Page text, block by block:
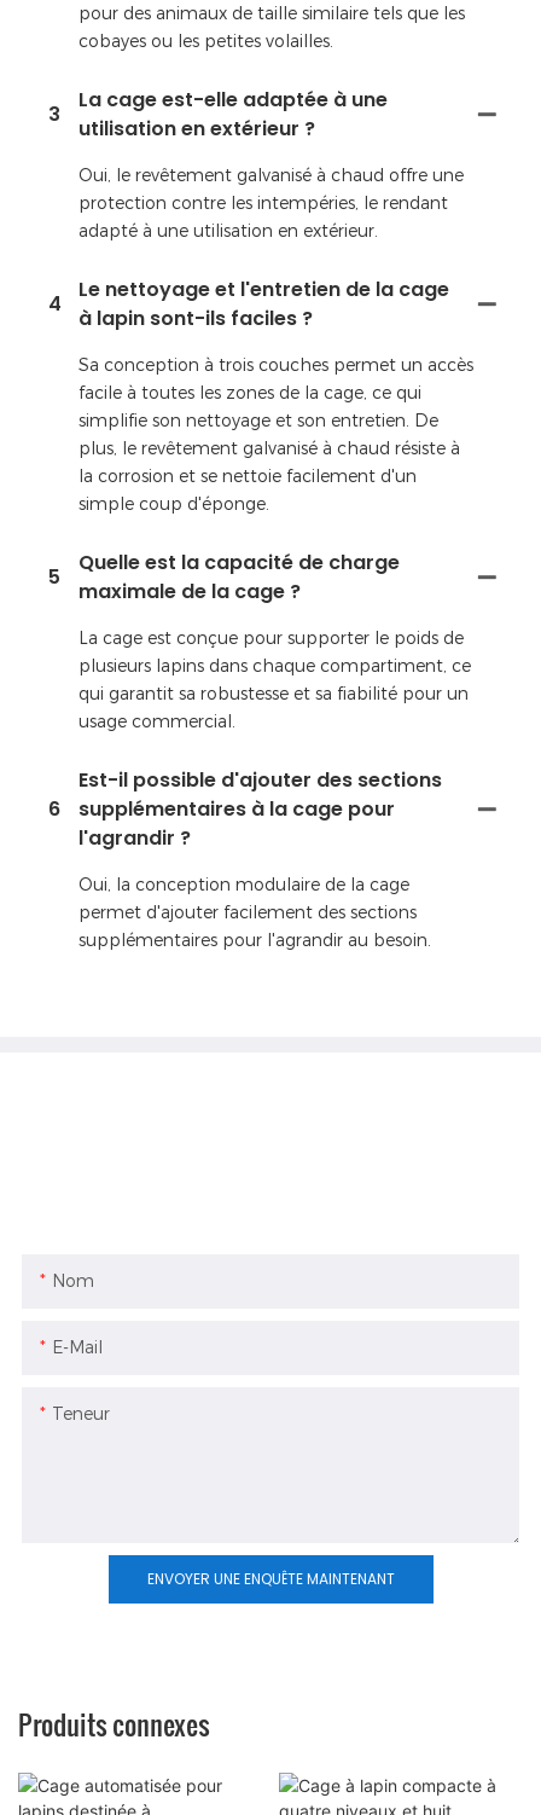
pour des animaux de taille similaire tels que les
cobayes ou les petites volailles.
3
La cage est-elle adaptée à une
utilisation en extérieur ?
Oui, le revêtement galvanisé à chaud offre une
protection contre les intempéries, le rendant
adapté à une utilisation en extérieur.
4
Le nettoyage et l'entretien de la cage
à lapin sont-ils faciles ?
Sa conception à trois couches permet un accès
facile à toutes les zones de la cage, ce qui
simplifie son nettoyage et son entretien. De
plus, le revêtement galvanisé à chaud résiste à
la corrosion et se nettoie facilement d'un
simple coup d'éponge.
5
Quelle est la capacité de charge
maximale de la cage ?
La cage est conçue pour supporter le poids de
plusieurs lapins dans chaque compartiment, ce
qui garantit sa robustesse et sa fiabilité pour un
usage commercial.
6
Est-il possible d'ajouter des sections
supplémentaires à la cage pour
l'agrandir ?
Oui, la conception modulaire de la cage
permet d'ajouter facilement des sections
supplémentaires pour l'agrandir au besoin.
Nom
E-Mail
Teneur
ENVOYER UNE ENQUÊTE MAINTENANT
Produits connexes